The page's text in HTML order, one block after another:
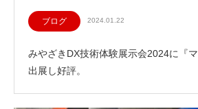
ブログ 2024.01.22
みやざきDX技術体験展示会2024に『
出展し好評。